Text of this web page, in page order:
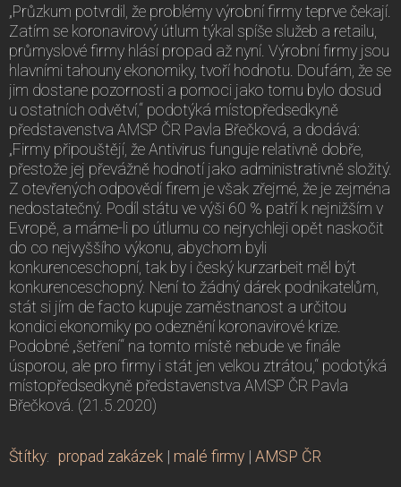
„Průzkum potvrdil, že problémy výrobní firmy teprve čekají.
Zatím se koronavirový útlum týkal spíše služeb a retailu,
průmyslové firmy hlásí propad až nyní. Výrobní firmy jsou
hlavními tahouny ekonomiky, tvoří hodnotu. Doufám, že se
jim dostane pozornosti a pomoci jako tomu bylo dosud
u ostatních odvětví,“ podotýká místopředsedkyně
představenstva AMSP ČR Pavla Břečková, a dodává:
„Firmy připouštějí, že Antivirus funguje relativně dobře,
přestože jej převážně hodnotí jako administrativně složitý.
Z otevřených odpovědí firem je však zřejmé, že je zejména
nedostatečný. Podíl státu ve výši 60 % patří k nejnižším v
Evropě, a máme-li po útlumu co nejrychleji opět naskočit
do co nejvyššího výkonu, abychom byli
konkurenceschopní, tak by i český kurzarbeit měl být
konkurenceschopný. Není to žádný dárek podnikatelům,
stát si jím de facto kupuje zaměstnanost a určitou
kondici ekonomiky po odeznění koronavirové krize.
Podobné „šetření“ na tomto místě nebude ve finále
úsporou, ale pro firmy i stát jen velkou ztrátou,“ podotýká
místopředsedkyně představenstva AMSP ČR Pavla
Břečková. (21.5.2020)
Štítky: propad zakázek | malé firmy | AMSP ČR